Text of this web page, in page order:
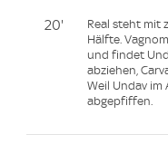
20'
Real steht mit
Hälfte.
und findet
abziehen,
Weil Undav im
abgepfiffen.